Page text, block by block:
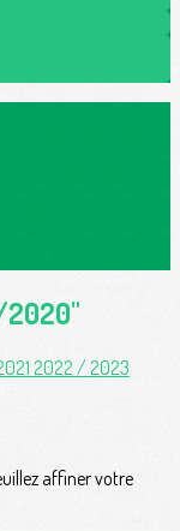
2020"
2022 / 2023
affiner votre